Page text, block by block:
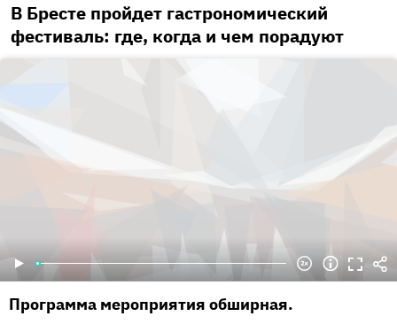
В Бресте пройдет гастрономический
фестиваль: где, когда и чем порадуют
Программа мероприятия обширная.